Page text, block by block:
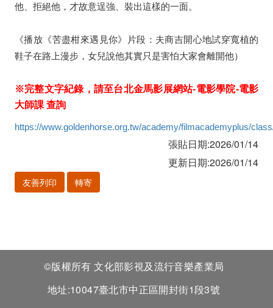
他、拒絕他，才故意逞強、裝出這樣的一面。
《播放《苦盡柑來遇見你》片段：夫商吉開心地試穿寬植的
鞋子在路上漫步，女兒說他其實只是害怕大家會離開他）
※完整文字紀錄，請至台北金馬影展網站-電影學院-電影
大師課 查詢
https://www.goldenhorse.org.tw/academy/filmacademyplus/
張貼日期:2026/01/14
更新日期:2026/01/14
友善列印 轉寄
©版權所有 文化部影視及流行音樂產業局
地址:10047臺北市中正區開封街1段3號